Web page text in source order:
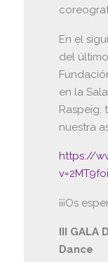
En el
del
en la
Raspeig,
nuestra
https://
¡¡¡Os
III GALA
Dance